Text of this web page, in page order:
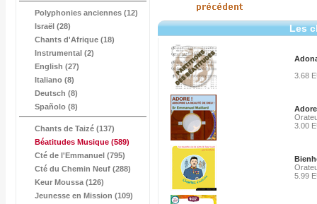
Polyphonies anciennes (12)
Israël (28)
Chants d'Afrique (18)
Instrumental (2)
English (27)
Italiano (8)
Deutsch (8)
Spañolo (8)
Chants de Taizé (137)
Béatitudes Musique (589)
Cté de l'Emmanuel (795)
Cté du Chemin Neuf (288)
Keur Moussa (126)
Jeunesse en Mission (109)
Les
3.68
3.00
5.99